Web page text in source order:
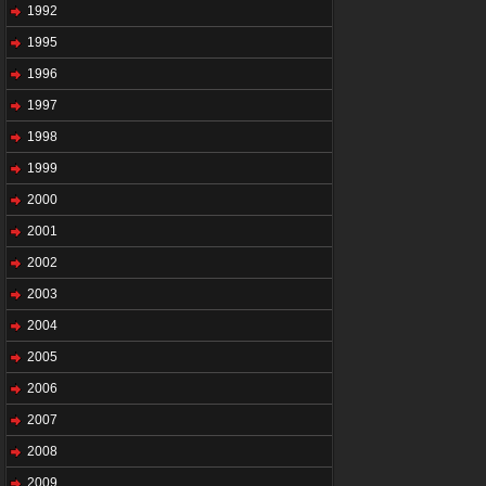
1992
1995
1996
1997
1998
1999
2000
2001
2002
2003
2004
2005
2006
2007
2008
2009